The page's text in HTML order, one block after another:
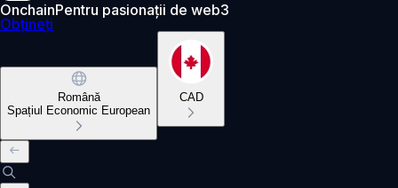
OnchainPentru pasionații de web3
Obțineți
Română
Spațiul Economic European
CAD